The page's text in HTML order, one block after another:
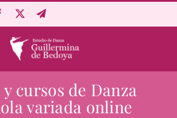
Aprende Online
y cursos de Danza
variada online